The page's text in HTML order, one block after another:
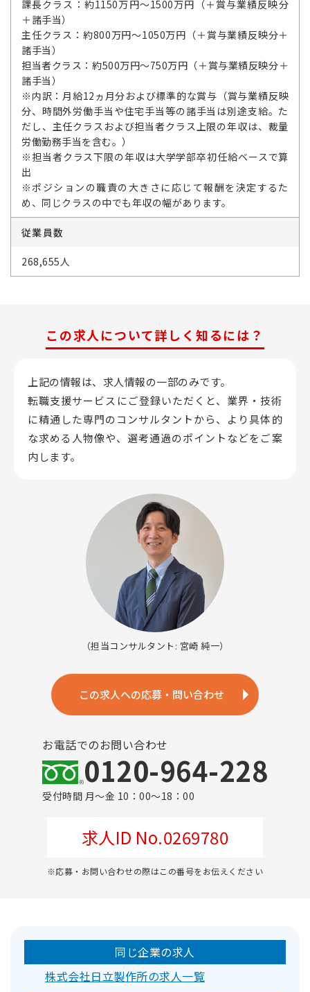
課長クラス：約1150万円～1500万円（＋賞与業績反映分
＋諸手当）
主任クラス：約800万円～1050万円（＋賞与業績反映分＋
諸手当）
担当者クラス：約500万円～750万円（＋賞与業績反映分＋
諸手当）
※内訳：月給12ヵ月分および標準的な賞与（賞与業績反映
分、時間外労働手当や住宅手当等の諸手当は別途支給。た
だし、主任クラスおよび担当者クラス上限の年収は、裁量
労働勤務手当を含む。）
※担当者クラス下限の年収は大学学部卒初任給ベースで算
出
※ポジションの職責の大きさに応じて報酬を決定するた
め、同じクラスの中でも年収の幅があります。
従業員数
268,655人
この求人について詳しく知るには？
上記の情報は、求人情報の一部のみです。
転職支援サービスにご登録いただくと、業界・技術
に精通した専門のコンサルタントから、 より具体的
な求める人物像や、選考通過のポイントなどをご案
内します。
（担当コンサルタント: 宮崎 純一）
この求人への応募・問い合わせ
お電話でのお問い合わせ
0120-964-228
受付時間 月～金 10：00～18：00
求人ID No.0269780
※応募・お問い合わせの際はこの番号をお伝えください
同じ企業の求人
株式会社日立製作所の求人一覧